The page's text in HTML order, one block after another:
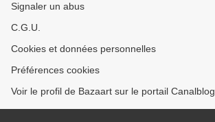
Signaler un abus
C.G.U.
Cookies et données personnelles
Préférences cookies
Voir le profil de Bazaart sur le portail Canalblog